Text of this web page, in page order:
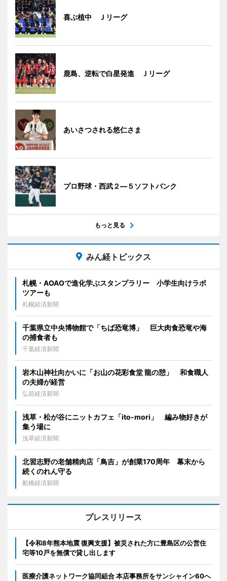
喜ぶ植中 Ｊリーグ
鹿島、逆転で白星発進 Ｊリーグ
あいさつされる悠仁さま
プロ野球・西武２―５ソフトバンク
もっと見る
みん経トピックス
札幌・AOAOで進化学ぶスタンプラリー 小学生向けラボ
ツアーも
札幌経済新聞
千葉県立中央博物館で「ちば恐竜博」 巨大肉食恐竜や海
の捕食者も
千葉経済新聞
岩木山神社向かいに「お山の花彩食堂 龍の憩」 和食職人
の夫婦が経営
弘前経済新聞
浅草・松が谷にニットカフェ「ito-mori」 編み物好きが
集う場に
浅草経済新聞
北習志野の老舗精肉店「鳥吉」が創業170周年 幕末から
続くのれん守る
船橋経済新聞
プレスリリース
【令和8年熊本地震 復興支援】被災された方に豊島区の公営住
宅等10戸を無償で貸し出します
医療介護ネットワーク協同組合 本店事務所をサンシャイン60へ